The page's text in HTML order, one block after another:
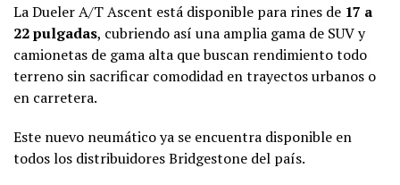
La Dueler A/T Ascent está disponible para rines de 17 a
22 pulgadas, cubriendo así una amplia gama de SUV y
camionetas de gama alta que buscan rendimiento todo
terreno sin sacrificar comodidad en trayectos urbanos o
en carretera.
Este nuevo neumático ya se encuentra disponible en
todos los distribuidores Bridgestone del país.